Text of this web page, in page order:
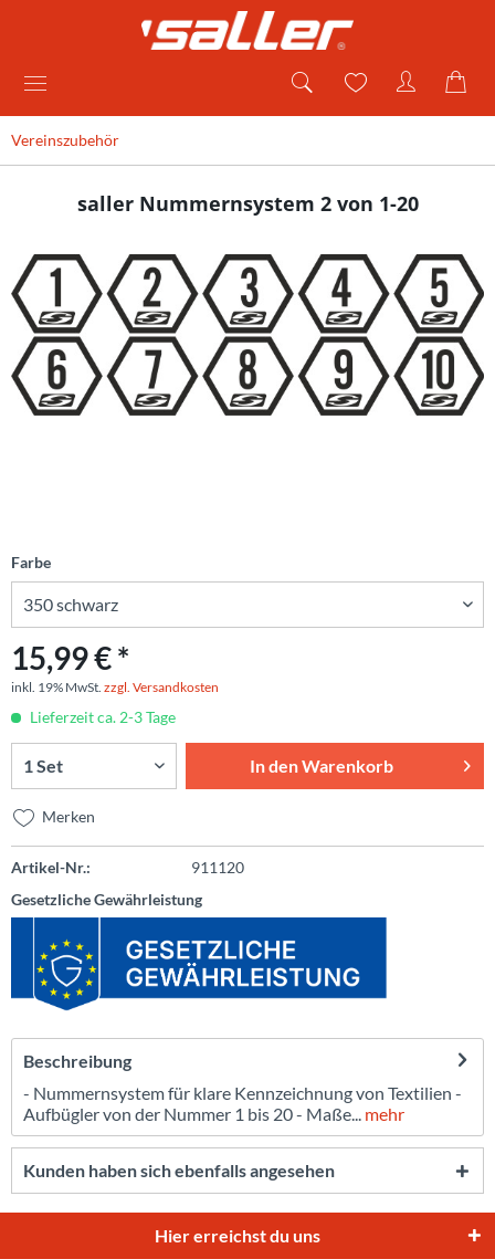
Vereinszubehör
saller Nummernsystem 2 von 1-20
Farbe
15,99 € *
inkl. 19% MwSt. zzgl. Versandkosten
Lieferzeit ca. 2-3 Tage
In denWarenkorb
Merken
Artikel-Nr.:
911120
Gesetzliche Gewährleistung
Beschreibung
- Nummernsystem für klare Kennzeichnung von Textilien -
Aufbügler von der Nummer 1 bis 20 - Maße... mehr
Kunden haben sich ebenfalls angesehen
Hier erreichst du uns